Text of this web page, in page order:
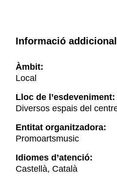
Informació addicional
Àmbit:
Local
Lloc de l’esdeveniment:
Diversos espais del
Entitat organitzadora:
Promoartsmusic
Idiomes d’atenció:
Castellà, Català